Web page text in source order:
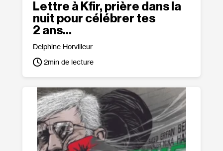
Lettre à Kfir, prière dans la
nuit pour célébrer tes
2 ans…
Delphine Horvilleur
2min de lecture